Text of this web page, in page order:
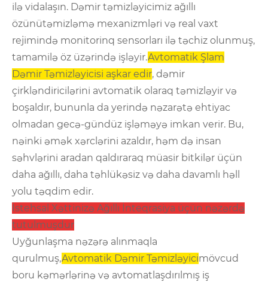
ilə vidalaşın. Dəmir təmizləyicimiz ağıllı
özünütəmizləmə mexanizmləri və real vaxt
rejimində monitorinq sensorları ilə təchiz olunmuş,
tamamilə öz üzərində işləyir.Avtomatik Şlam
Dəmir Təmizləyicisi aşkar edir, dəmir
çirkləndiricilərini avtomatik olaraq təmizləyir və
boşaldır, bununla da yerində nəzarətə ehtiyac
olmadan gecə-gündüz işləməyə imkan verir. Bu,
nəinki əmək xərclərini azaldır, həm də insan
səhvlərini aradan qaldıraraq müasir bitkilər üçün
daha ağıllı, daha təhlükəsiz və daha davamlı həll
yolu təqdim edir.
İstehsal Xəttinizə Ağıllı İnteqrasiya üçün nəzərdə
tutulmuşdur
Uyğunlaşma nəzərə alınmaqla
qurulmuş,Avtomatik Dəmir Təmizləyicimövcud
boru kəmərlərinə və avtomatlaşdırılmış iş